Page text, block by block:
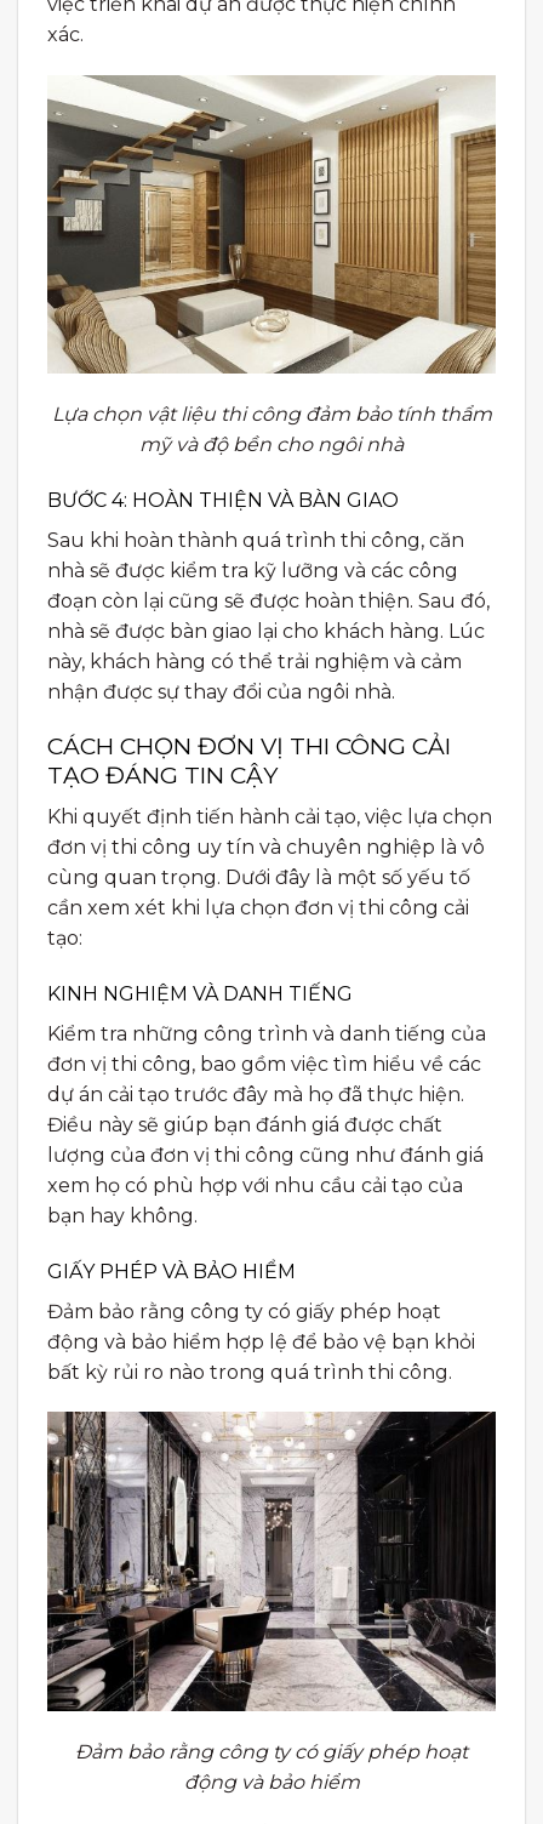
xác.
Lựa chọn vật liệu thi công đảm bảo tính thẩm
mỹ và độ bền cho ngôi nhà
BƯỚC 4: HOÀN THIỆN VÀ BÀN GIAO
Sau khi hoàn thành quá trình thi công, căn
nhà sẽ được kiểm tra kỹ lưỡng và các công
đoạn còn lại cũng sẽ được hoàn thiện. Sau đó,
nhà sẽ được bàn giao lại cho khách hàng. Lúc
này, khách hàng có thể trải nghiệm và cảm
nhận được sự thay đổi của ngôi nhà.
CÁCH CHỌN ĐƠN VỊ THI CÔNG CẢI
TẠO ĐÁNG TIN CẬY
Khi quyết định tiến hành cải tạo, việc lựa chọn
đơn vị thi công uy tín và chuyên nghiệp là vô
cùng quan trọng. Dưới đây là một số yếu tố
cần xem xét khi lựa chọn đơn vị thi công cải
tạo:
KINH NGHIỆM VÀ DANH TIẾNG
Kiểm tra những công trình và danh tiếng của
đơn vị thi công, bao gồm việc tìm hiểu về các
dự án cải tạo trước đây mà họ đã thực hiện.
Điều này sẽ giúp bạn đánh giá được chất
lượng của đơn vị thi công cũng như đánh giá
xem họ có phù hợp với nhu cầu cải tạo của
bạn hay không.
GIẤY PHÉP VÀ BẢO HIỂM
Đảm bảo rằng công ty có giấy phép hoạt
động và bảo hiểm hợp lệ để bảo vệ bạn khỏi
bất kỳ rủi ro nào trong quá trình thi công.
Đảm bảo rằng công ty có giấy phép hoạt
động và bảo hiểm